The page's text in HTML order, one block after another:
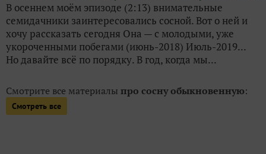
В осеннем моём эпизоде (2:13) внимательные
семидачники заинтересовались сосной. Вот о ней и
хочу рассказать сегодня Она — с молодыми, уже
укороченными побегами (июнь-2018) Июль-2019...
Но давайте всё по порядку. В год, когда мы...
Смотрите все материалы про сосну обыкновенную:
Смотреть все